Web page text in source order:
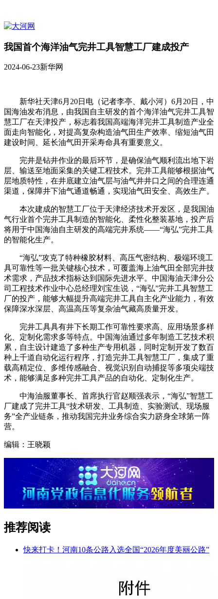
我国首个海洋油气完井工具智慧工厂建成投产
2024-06-23新华网
新华社天津6月20日电（记者李亭、戴小河）6月20日，中
国海油发布消息，由我国自主研发的首个海洋油气完井工具智
慧工厂在天津投产，标志着我国高端海洋完井工具制造产业全
面走向智能化，对提高复杂构造油气田生产效率、缩短油气田
建设时间、延长油气田开采寿命具有重要意义。
完井是钻井作业的最后环节，是确保油气顺利流出地下岩
层、输送至地面采集的关键工程技术。完井工具能够根据油气
层地质特性，在井底建立油气层与油气井井口之间的合理连通
渠道，保障井下油气通道畅通，实现油气田安全、高效生产。
本次建成的智慧工厂位于天津经济技术开发区，是我国油
气行业首个完井工具制造的智能化、柔性化整装基地，投产后
将用于中国海油自主研发的高端完井系统——“海弘”完井工具
的智能化生产。
“海弘”攻克了特种橡胶材料、高压气密结构、极端环境工
具可靠性等一批关键核心技术，可覆盖海上油气田全部完井技
术需求，产品技术指标达到国际先进水平。中国海油天津分公
司工程技术作业中心总经理刘宝生说，“海弘”完井工具智慧工
厂的投产，能够大幅提升高端完井工具自主化产业能力，有效
保障深水深层、高温高压等复杂油气藏高质量开发。
完井工具具有井下长期工作可靠性要求高、应用场景多样
化、定制化需求多等特点。中国海油通过多年制造工艺技术积
累，自主设计建造了多种生产专用机器，同时定制开发了数百
种上千道自动化运行程序，打造完井工具智慧工厂，集成了重
载高精定位、多维传感融合、视觉识别自动捕捉等多项尖端技
术，能够满足多种完井工具产品的自动化、定制化生产。
中海油服董事长、首席执行官赵顺强表示，“海弘”智慧工
厂建成了完井工具“技术研发、工具制造、实验测试、现场服
务”全产业链条，推动我国完井业务综合实力跻身全球第一阵
营。
编辑：王晓颖
推荐阅读
快来打卡！河南10条公路入选全国“2026年度美丽公路”